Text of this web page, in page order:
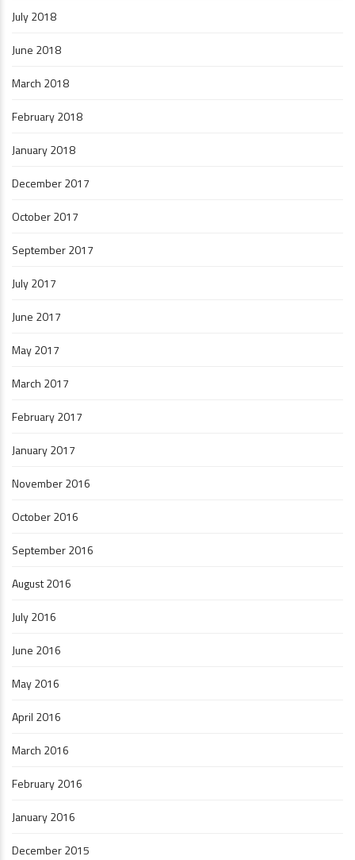
July 2018
June 2018
March 2018
February 2018
January 2018
December 2017
October 2017
September 2017
July 2017
June 2017
May 2017
March 2017
February 2017
January 2017
November 2016
October 2016
September 2016
August 2016
July 2016
June 2016
May 2016
April 2016
March 2016
February 2016
January 2016
December 2015